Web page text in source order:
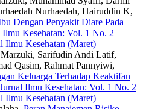
Nurhaedah, Hairuddin K,
Dengan Penyakit Diare Pada
Kesehatan: Vol. 1 No. 2
Ilmu Kesehatan (Maret)
Sarifudin Andi Latif,
Qasim, Rahmat Pannyiwi,
Keluarga Terhadap Keaktifan
Ilmu Kesehatan: Vol. 1 No. 2
Ilmu Kesehatan (Maret)